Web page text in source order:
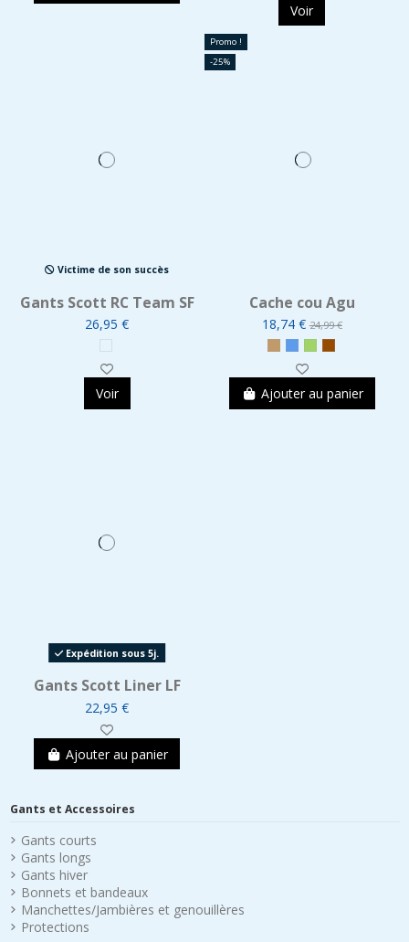
Voir
Victime de son succès
Gants Scott RC Team SF
26,95 €
Voir
Promo !
-25%
Cache cou Agu
18,74 €24,99 €
Ajouter au panier
Expédition sous 5j.
Gants Scott Liner LF
22,95 €
Ajouter au panier
Gants et Accessoires
Gants courts
Gants longs
Gants hiver
Bonnets et bandeaux
Manchettes/Jambières et genouillères
Protections